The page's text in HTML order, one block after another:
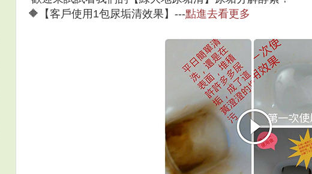
🔶【客戶使用1包尿垢清效果】---點進去看更多